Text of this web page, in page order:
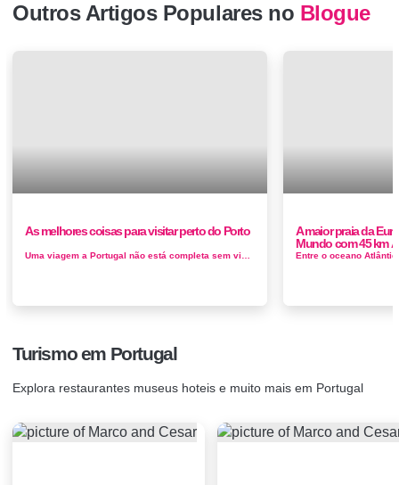
Outros Artigos Populares no Blogue
As melhores coisas para visitar perto do Porto
A maior praia da
Mundo com 45 km
Turismo em Portugal
Explora restaurantes museus hoteis e muito mais em Portugal